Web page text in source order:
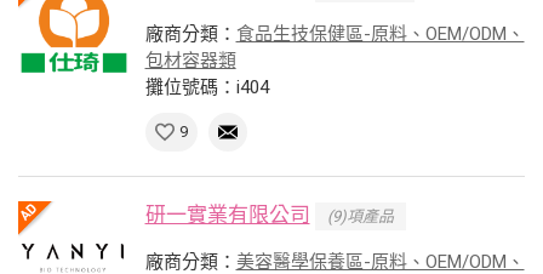
廠商分類： 食品生技保健區-原料、OEM/ODM、
包材容器類
攤位號碼：i404
9
研一實業有限公司 (9)項產品
廠商分類： 美容醫學保養區-原料、OEM/ODM、